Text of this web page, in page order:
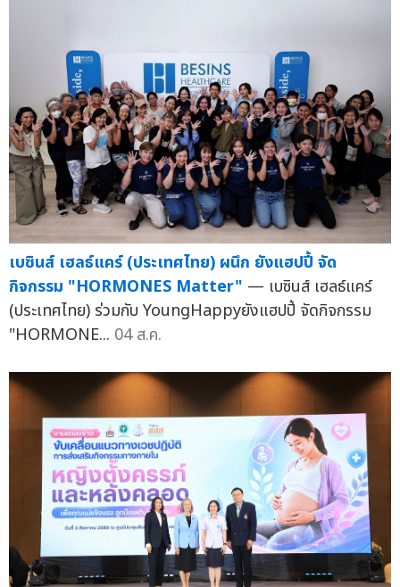
เบซินส์ เฮลธ์แคร์ (ประเทศไทย) ผนึก ยังแฮปปี้ จัด
กิจกรรม "HORMONES Matter" — เบซินส์ เฮลธ์แคร์
(ประเทศไทย) ร่วมกับ YoungHappyยังแฮปปี้ จัดกิจกรรม
"HORMONE... 04 ส.ค.